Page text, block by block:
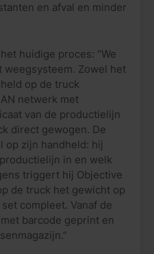
en afval en minder
huidige proces: “We
weegsysteem. Zowel het
op de truck
netwerk met
van de productielijn
direct gewogen. De
op zijn handheld: hij
in en welk
triggert hij Objective
de truck het gewicht op
compleet. Vanaf de
barcode geprint en